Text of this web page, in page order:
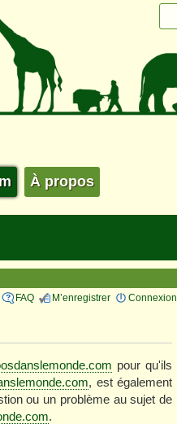
À propos
FAQ M’enregistrer Connexion
pour qu'ils
, est également
ou un problème au sujet de
.